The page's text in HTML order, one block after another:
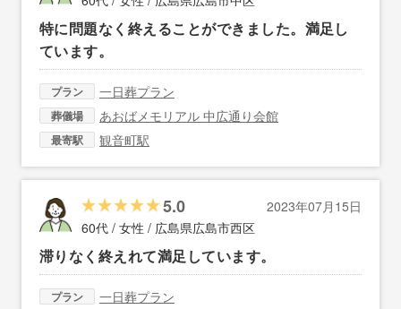
特に問題なく終えることができました。満足し
ています。
プラン 一日葬プラン
葬儀場 あおばメモリアル 中広通り会館
最寄駅 観音町駅
5.0
2023年07月15日
60代 / 女性 / 広島県広島市西区
滞りなく終えれて満足しています。
プラン 一日葬プラン